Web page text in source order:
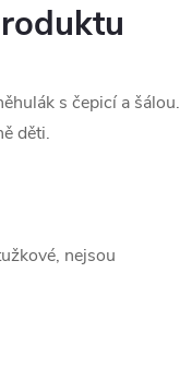
s čepicí a šálou.
děti.
nejsou